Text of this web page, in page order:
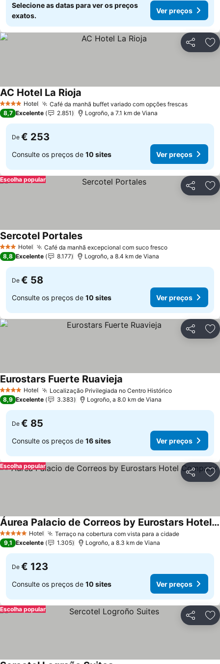
Selecione as datas para ver os preços
exatos.
Ver preços
Partilhar
4 EstrelasHotel Café da manhã buffet variado com opções frescasVer
AC Hotel La Rioja
8,7 Excelente 2.851 Logroño, a 7.1 km de Viana
De € 253
Consulte os preços de 10 sites Ver preços
Partilhar
Escolha popular
3 EstrelasHotel Café da manhã excepcional com suco frescoVer preços
Sercotel PortalesVer preços
8,8 Excelente 8.177 Logroño, a 8.4 km de Viana
De € 58
Consulte os preços de 10 sites Ver preços
Partilhar
4 EstrelasHotel Localização Privilegiada no Centro HistóricoVer preços
Eurostars Fuerte Ruavieja
8,9 Excelente 3.383 Logroño, a 8.0 km de Viana
De € 85
Consulte os preços de 16 sites Ver preços
Partilhar
Escolha popular
5 Estrelas Hotel Terraço na cobertura com vista para a cidadeVer preços
Áurea Palacio de Correos by Eurostars Hotel Company
Ver preços
9,1 Excelente 1.305 Logroño, a 8.3 km de Viana
De € 123
Consulte os preços de 10 sites Ver preços
Partilhar
Escolha popular